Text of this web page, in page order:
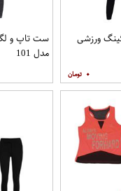
ورزشی
۰
ست تاپ و
مدل 101